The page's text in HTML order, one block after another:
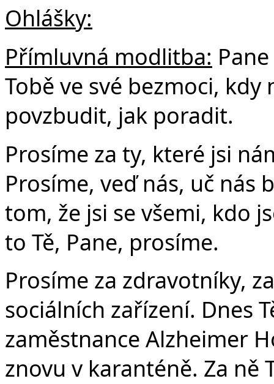
Ohlášky:
Přímluvná modlitba:
Tobě ve své bezmoci,
povzbudit, jak poradit.
Prosíme za ty, které jsi
Prosíme, veď nás, uč nás
tom, že jsi se všemi, kdo
to Tě, Pane, prosíme.
Prosíme za zdravotníky,
sociálních zařízení. Dnes
zaměstnance Alzheimer
znovu v karanténě. Za ně